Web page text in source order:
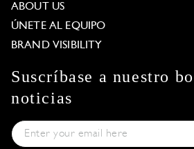
ABOUT US
ÚNETE AL EQUIPO
BRAND VISIBILITY
Suscríbase a nuestro
noticias